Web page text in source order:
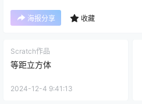
海报分享 收藏
Scratch作品
等距立方体
2024-12-4 9:41:13